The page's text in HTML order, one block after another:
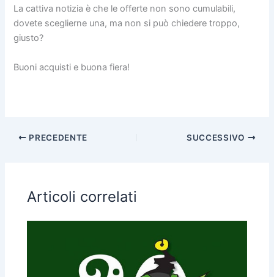
La cattiva notizia è che le offerte non sono cumulabili,
dovete sceglierne una, ma non si può chiedere troppo,
giusto?
Buoni acquisti e buona fiera!
PRECEDENTE SUCCESSIVO
Articoli correlati